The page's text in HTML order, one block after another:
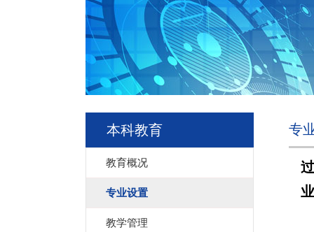
本科教育
教育概况
专业设置
教学管理
专